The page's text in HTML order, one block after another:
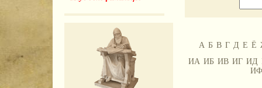
А Б В Г Д Е Ё
ИА ИБ ИВ ИГ ИД
ИФ